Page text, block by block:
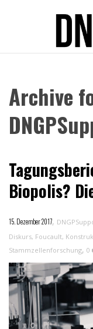
Archive
Biopolis?
15. Dezember 2017,
Diskurs, Foucault,
Stammzellenforschung, 0